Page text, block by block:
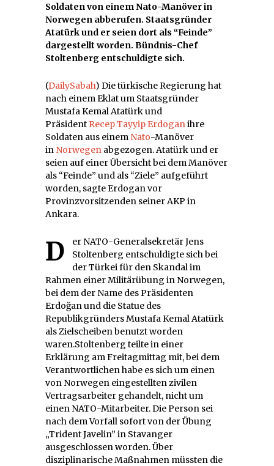
Soldaten von einem Nato-Manöver in
Norwegen abberufen. Staatsgründer
Atatürk und er seien dort als “Feinde”
dargestellt worden. Bündnis-Chef
Stoltenberg entschuldigte sich.
(DailySabah) Die türkische Regierung hat
nach einem Eklat um Staatsgründer
Mustafa Kemal Atatürk und
Präsident Recep Tayyip Erdoganihre
Soldaten aus einem Nato-Manöver
in Norwegen abgezogen. Atatürk und er
seien auf einer Übersicht bei dem Manöver
als “Feinde” und als “Ziele” aufgeführt
worden, sagte Erdogan vor
Provinzvorsitzenden seiner AKP in
Ankara.
Der NATO-Generalsekretär Jens
Stoltenberg entschuldigte sich bei
der Türkei für den Skandal im
Rahmen einer Militärübung in Norwegen,
bei dem der Name des Präsidenten
Erdoğan und die Statue des
Republikgründers Mustafa Kemal Atatürk
als Zielscheiben benutzt worden
waren.Stoltenberg teilte in einer
Erklärung am Freitagmittag mit, bei dem
Verantwortlichen habe es sich um einen
von Norwegen eingestellten zivilen
Vertragsarbeiter gehandelt, nicht um
einen NATO-Mitarbeiter. Die Person sei
nach dem Vorfall sofort von der Übung
„Trident Javelin” in Stavanger
ausgeschlossen worden. Über
disziplinarische Maßnahmen müssten die